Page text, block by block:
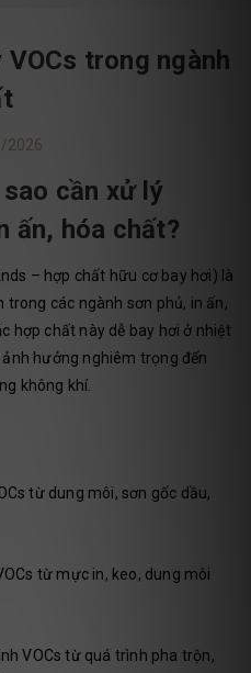
trong ngành
2026
cần xử lý
ấn, hóa chất?
– hợp chất hữu cơ bay hơi) là
các ngành sơn phủ, in ấn,
hợp chất này dễ bay hơi ở nhiệt
hưởng nghiêm trọng đến
không khí.
từ dung môi, sơn gốc dầu,
từ mực in, keo, dung môi
VOCs từ quá trình pha trộn,